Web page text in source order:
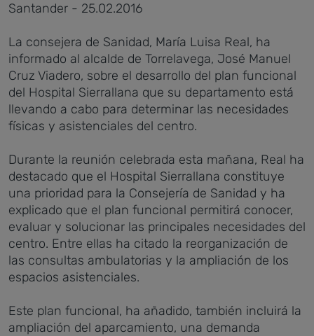
Santander - 25.02.2016
La consejera de Sanidad, María Luisa Real, ha
informado al alcalde de Torrelavega, José Manuel
Cruz Viadero, sobre el desarrollo del plan funcional
del Hospital Sierrallana que su departamento está
llevando a cabo para determinar las necesidades
físicas y asistenciales del centro.
Durante la reunión celebrada esta mañana, Real ha
destacado que el Hospital Sierrallana constituye
una prioridad para la Consejería de Sanidad y ha
explicado que el plan funcional permitirá conocer,
evaluar y solucionar las principales necesidades del
centro. Entre ellas ha citado la reorganización de
las consultas ambulatorias y la ampliación de los
espacios asistenciales.
Este plan funcional, ha añadido, también incluirá la
ampliación del aparcamiento, una demanda